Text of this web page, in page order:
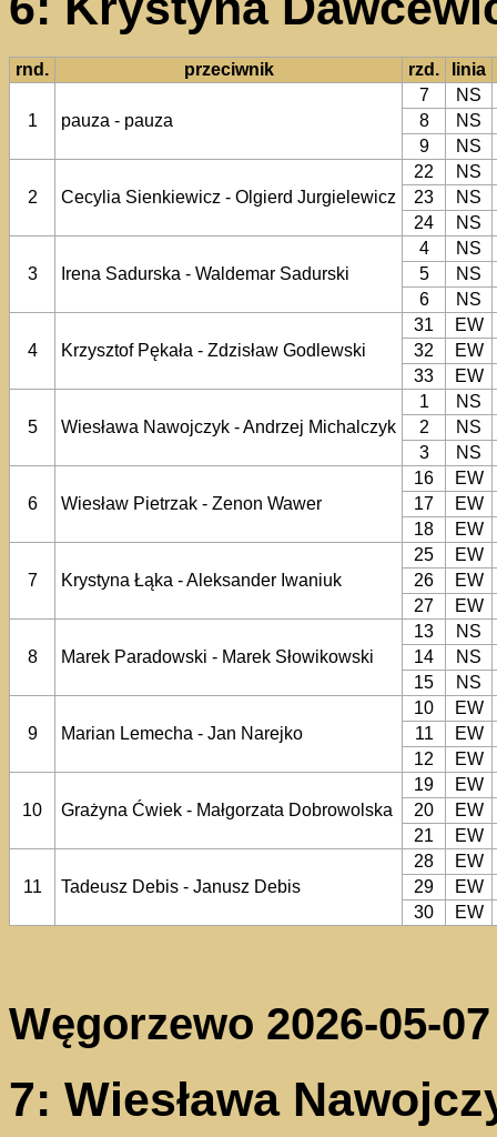
rnd. przeciwnik rzd. linia
1 pauza - pauza
7
NS
8
NS
9
NS
2 Cecylia Sienkiewicz - Olgierd Jurgielewicz
22
NS
23
NS
24
NS
3 Irena Sadurska - Waldemar Sadurski
4
NS
5
NS
6
NS
4 Krzysztof Pękała - Zdzisław Godlewski
31
EW
32
EW
33
EW
5 Wiesława Nawojczyk - Andrzej Michalczyk
1
NS
2
NS
3
NS
6 Wiesław Pietrzak - Zenon Wawer
16
EW
17
EW
18
EW
7 Krystyna Łąka - Aleksander Iwaniuk
25
EW
26
EW
27
EW
8 Marek Paradowski - Marek Słowikowski
13
NS
14
NS
15
NS
9 Marian Lemecha - Jan Narejko
10
EW
11
EW
12
EW
10 Grażyna Ćwiek - Małgorzata Dobrowolska
19
EW
20
EW
21
EW
11 Tadeusz Debis - Janusz Debis
28
EW
29
EW
30
EW
Węgorzewo 2026-05-07
7: Wiesława